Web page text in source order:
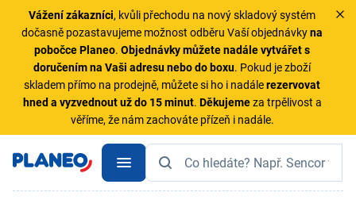
Vážení zákazníci, kvůli přechodu na nový skladový systém
dočasně pozastavujeme možnost odběru Vaší objednávkyna
pobočce Planeo.Objednávky můžete nadále vytvářet s
doručením na Vaši adresu nebo do boxu. Pokud je zboží
skladem přímo na prodejně, můžete si ho i nadálerezervovat
hned a vyzvednout už do 15 minut. Děkujemeza trpělivost a
věříme, že nám zachováte přízeň i nadále.